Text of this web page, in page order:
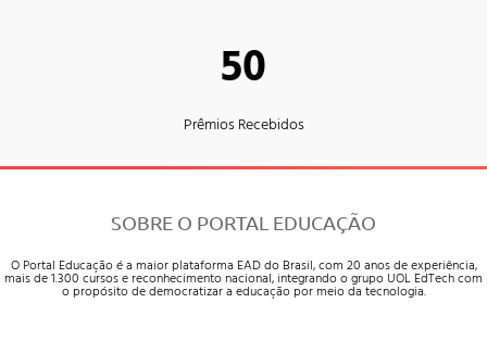
50
Prêmios Recebidos
SOBRE O PORTAL EDUCAÇÃO
O Portal Educação é a maior plataforma EAD do Brasil, com 20 anos de experiência,
mais de 1.300 cursos e reconhecimento nacional, integrando o grupo UOL EdTech com
o propósito de democratizar a educação por meio da tecnologia.